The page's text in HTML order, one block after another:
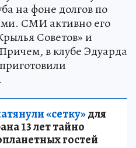
на фоне долгов по
СМИ активно его
Советов» и
в клубе Эдуарда
«сетку»для
13 лет тайно
гостей